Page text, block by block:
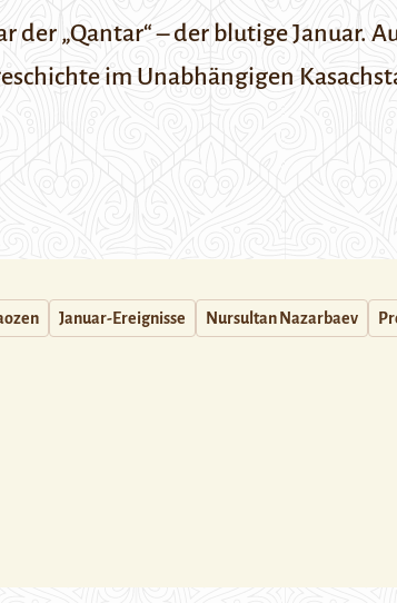
„Qantar“ – der blutige Januar.
im Unabhängigen
Januar-Ereignisse Nursultan Nazarbaev